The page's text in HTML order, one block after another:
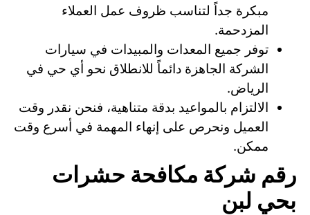
مبكرة جداً لتناسب ظروف عمل العملاء
المزدحمة.
توفر جميع المعدات والمبيدات في سيارات
الشركة الجاهزة دائماً للانطلاق نحو أي حي في
الرياض.
الالتزام بالمواعيد بدقة متناهية، فنحن نقدر وقت
العميل ونحرص على إنهاء المهمة في أسرع وقت
ممكن.
رقم شركة مكافحة حشرات
بحي لبن